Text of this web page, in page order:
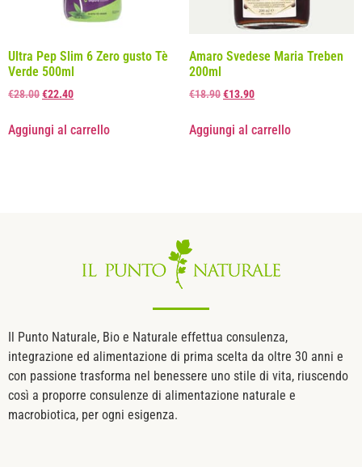
Ultra Pep Slim 6 Zero gusto Tè
Verde 500ml
€28.00€22.40
Aggiungi al carrello
Amaro Svedese Maria Treben
200ml
€18.90€13.90
Aggiungi al carrello
Il Punto Naturale, Bio e Naturale effettua consulenza,
integrazione ed alimentazione di prima scelta da oltre 30 anni e
con passione trasforma nel benessere uno stile di vita, riuscendo
così a proporre consulenze di alimentazione naturale e
macrobiotica, per ogni esigenza.